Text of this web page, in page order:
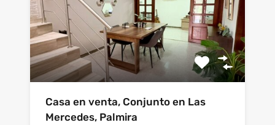
Casa en venta, Conjunto en Las
Mercedes, Palmira